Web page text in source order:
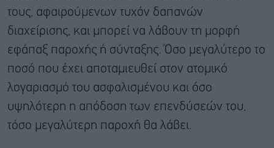
τους, αφαιρούμενων τυχόν δαπανών
διαχείρισης, και μπορεί να λάβουν τη μορφή
εφάπαξ παροχής ή σύνταξης. Όσο μεγαλύτερο το
ποσό που έχει αποταμιευθεί στον ατομικό
λογαριασμό του ασφαλισμένου και όσο
υψηλότερη η απόδοση των επενδύσεών του,
τόσο μεγαλύτερη παροχή θα λάβει.